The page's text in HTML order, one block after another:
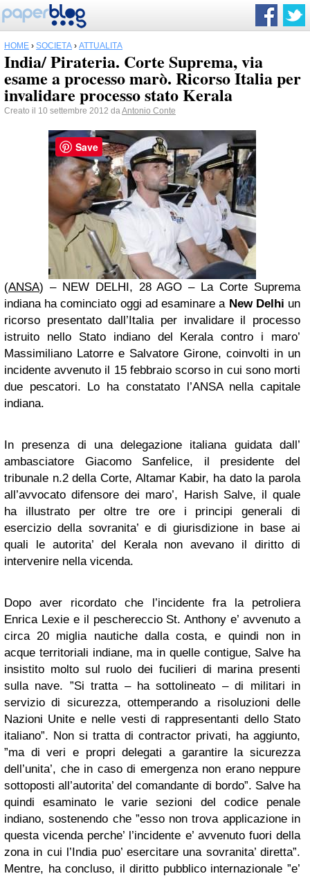
HOME › SOCIETÀ › ATTUALITÀ
India/ Pirateria. Corte Suprema, via
esame a processo marò. Ricorso Italia per
invalidare processo stato Kerala
Creato il 10 settembre 2012 daAntonio Conte
(ANSA) – NEW DELHI, 28 AGO – La Corte Suprema
indiana ha cominciato oggi ad esaminare a New Delhi un
ricorso presentato dall’Italia per invalidare il processo
istruito nello Stato indiano del Kerala contro i maro’
Massimiliano Latorre e Salvatore Girone, coinvolti in un
incidente avvenuto il 15 febbraio scorso in cui sono morti
due pescatori. Lo ha constatato l’ANSA nella capitale
indiana.
In presenza di una delegazione italiana guidata dall’
ambasciatore Giacomo Sanfelice, il presidente del
tribunale n.2 della Corte, Altamar Kabir, ha dato la parola
all’avvocato difensore dei maro’, Harish Salve, il quale
ha illustrato per oltre tre ore i principi generali di
esercizio della sovranita’ e di giurisdizione in base ai
quali le autorita’ del Kerala non avevano il diritto di
intervenire nella vicenda.
Dopo aver ricordato che l’incidente fra la petroliera
Enrica Lexie e il peschereccio St. Anthony e’ avvenuto a
circa 20 miglia nautiche dalla costa, e quindi non in
acque territoriali indiane, ma in quelle contigue, Salve ha
insistito molto sul ruolo dei fucilieri di marina presenti
sulla nave. ”Si tratta – ha sottolineato – di militari in
servizio di sicurezza, ottemperando a risoluzioni delle
Nazioni Unite e nelle vesti di rappresentanti dello Stato
italiano”. Non si tratta di contractor privati, ha aggiunto,
”ma di veri e propri delegati a garantire la sicurezza
dell’unita’, che in caso di emergenza non erano neppure
sottoposti all’autorita’ del comandante di bordo”. Salve ha
quindi esaminato le varie sezioni del codice penale
indiano, sostenendo che ”esso non trova applicazione in
questa vicenda perche’ l’incidente e’ avvenuto fuori della
zona in cui l’India puo’ esercitare una sovranita’ diretta”.
Mentre, ha concluso, il diritto pubblico internazionale ”e’
Save